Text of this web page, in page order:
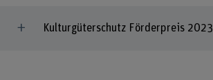
Kulturgüterschutz Förderpreis 2023